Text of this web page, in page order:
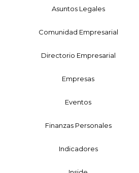
Asuntos Legales
Comunidad Empresarial
Directorio Empresarial
Empresas
Eventos
Finanzas Personales
Indicadores